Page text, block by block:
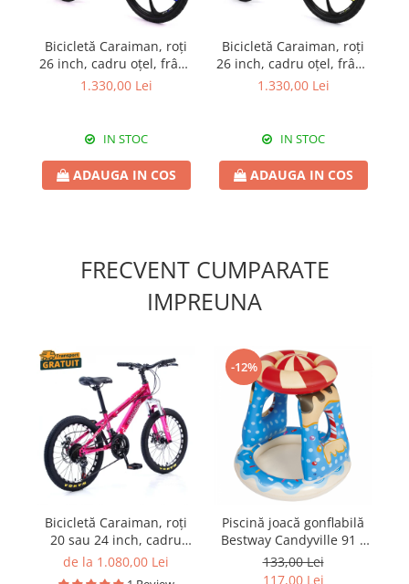
Bicicletă Caraiman, roți
26 inch, cadru oțel, frâne
pe disc, bleumarin,
1.330,00 Lei
IN STOC
ADAUGA IN COS
Bicicletă Caraiman, roți
26 inch, cadru oțel, frâne
pe disc, turcoaz, BC123
1.330,00 Lei
IN STOC
ADAUGA IN COS
FRECVENT CUMPARATE
IMPREUNA
Bicicletă Caraiman, roți
20 sau 24 inch, cadru
oțel, frâne pe disc, roz
de la 1.080,00 Lei
-12%
Piscină joacă gonflabilă
Bestway Candyville 91 x
91 x 89 cm
133,00 Lei
117,00 Lei